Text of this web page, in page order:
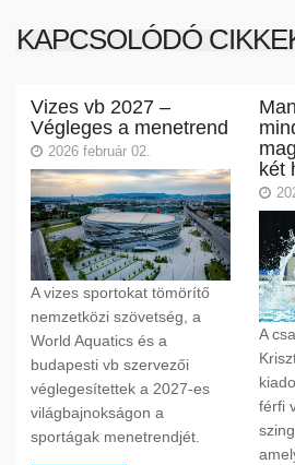
KAPCSOLÓDÓ
Vizes vb 2027 –
Végleges a menetrend
2026 február 02.
A vizes sportokat tömörítő
nemzetközi szövetség, a
World Aquatics és a
budapesti vb szervezői
véglegesítettek a 2027-es
világbajnokságon a
sportágak menetrendjét.
két
A
férfi